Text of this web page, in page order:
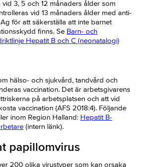
3, 5 och 12 månaders ålder som
vid 13 månaders ålder med anti-
för att säkerställa att inte barnet
finns. Se Barn- och
Hepatit B och C (neonatalogi)
hälso- och sjukvård, tandvård och
vaccination. Det är arbetsgivarens
på arbetsplatsen och att vid
vaccination (AFS 2018:4). Följande
inom Region Halland: Hepatit B-
(intern länk).
papillomvirus
200 olika virustyper som kan orsaka